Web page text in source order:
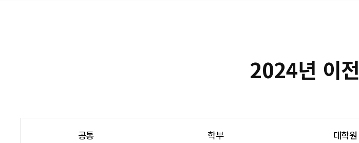
2024년 이
공통 학부 대학원